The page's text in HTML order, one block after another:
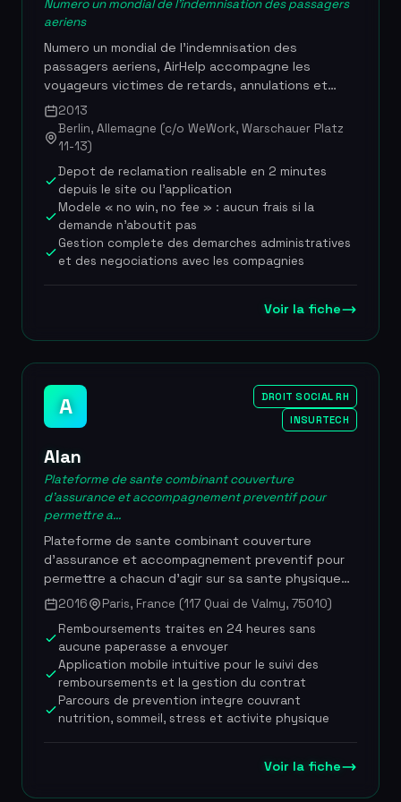
satisfaction de sa clientele entrepreneuriale. Plus
de 10 000 entreprises creees toutes formes
confondues, note de 4,7/5 sur Avis Verifies (427
avis) et 4,5/5 sur Trustpilot (173 avis), rachat par
le groupe Legal2Digital en 2018
Numero un mondial de l'indemnisation des passagers
aeriens
Numero un mondial de l'indemnisation des
passagers aeriens, AirHelp accompagne les
voyageurs victimes de retards, annulations et
correspondances manquees pour obtenir la
compensation financiere prevue par la
reglementation europeenne et internationale.
societe prend en charge l'integralite du
processus : depot de la reclamation, negociation
amiable avec la compagnie aerienne et, si
necessaire, action en justice. Le modele
economique repose sur le principe « no win, no
fee » : le passager ne paie rien si la demande
Score, un classement de performance des
membre de l'APRA (Association of Passenger
Rights Advocates) et a ete recompensee par le
World Future Awards 2025. 28 millions de
passagers accompagnes, 17,2 M$ leves au total
Ventures), plus de 350 collaborateurs, dirigee par
le CEO Tomasz Pawliszyn, citee dans Capital, Le
Figaro, Le Parisien et Europe 1
2013
Berlin, Allemagne (c/o WeWork, Warschauer Platz
11-13)
Depot de reclamation realisable en 2 minutes
depuis le site ou l'application
Modele « no win, no fee » : aucun frais si la
demande n'aboutit pas
Gestion complete des demarches administratives
et des negociations avec les compagnies
Voir la fiche
A
DROIT SOCIAL RH
INSURTECH
Alan
Plateforme de sante combinant couverture
d'assurance et accompagnement preventif pour
permettre a...
Plateforme de sante combinant couverture
d'assurance et accompagnement preventif pour
permettre a chacun d'agir sur sa sante physique
et mentale. Fondee en fevrier 2016 par Jean-
Charles Samuelian-Werve et Charles Gorintin, Alan
propose une mutuelle sante entierement digitale
avec une experience utilisateur repensee,
integrant des outils de prevention personnalises,
un suivi quotidien via l'application mobile et un
acces simplifie aux soins. L'entreprise se distingue
par son approche tech-first qui elimine les
intermediaires traditionnels — ni courtier ni agent
— pour offrir davantage de transparence, de
2016
Paris, France (117 Quai de Valmy, 75010)
Remboursements traites en 24 heures sans
aucune paperasse a envoyer
Application mobile intuitive pour le suivi des
remboursements et la gestion du contrat
Parcours de prevention integre couvrant
nutrition, sommeil, stress et activite physique
Voir la fiche